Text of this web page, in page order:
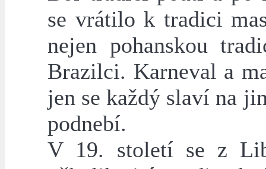
se vrátilo k tradici
nejen pohanskou
Brazilci. Karneval a
jen se každý slaví na
podnebí.
V 19. století se z